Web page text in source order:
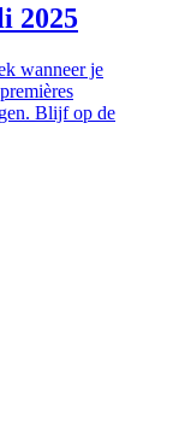
2025
wanneer je
Blijf op de